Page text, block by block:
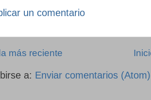
un comentario
más reciente
a: Enviar comentarios (Atom)